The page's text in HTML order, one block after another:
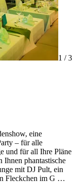
1 /3
eine
– für alle
und für all Ihre Pläne
phantastische
mit DJ Pult, ein
Fleckchen im G …